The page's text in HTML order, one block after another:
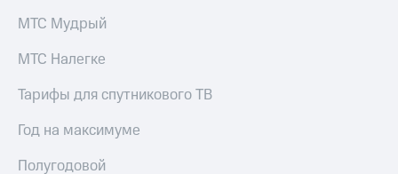
МТС Мудрый
МТС Налегке
Тарифы для спутникового ТВ
Год на максимуме
Полугодовой